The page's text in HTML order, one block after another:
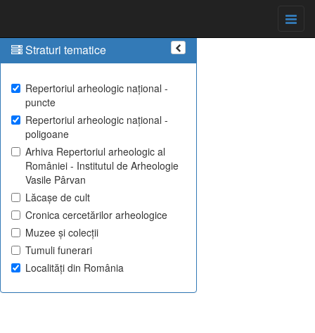
Straturi tematice
Repertoriul arheologic național -
puncte
Repertoriul arheologic național -
poligoane
Arhiva Repertoriul arheologic al
României - Institutul de Arheologie
Vasile Pârvan
Lăcașe de cult
Cronica cercetărilor arheologice
Muzee și colecții
Tumuli funerari
Localități din România